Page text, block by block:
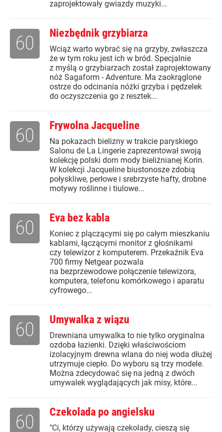
zaprojektowały gwiazdy muzyki...
Niezbędnik grzybiarza
Wciąż warto wybrać się na grzyby, zwłaszcza
że w tym roku jest ich w bród. Specjalnie
z myślą o grzybiarzach został zaprojektowany
nóż Sagaform - Adventure. Ma zaokrąglone
ostrze do odcinania nóżki grzyba i pędzelek
do oczyszczenia go z resztek...
60
Frywolna Jacqueline
Na pokazach bielizny w trakcie paryskiego
Salonu de La Lingerie zaprezentował swoją
kolekcję polski dom mody bieliźnianej Korin.
W kolekcji Jacqueline biustonosze zdobią
połyskliwe, perłowe i srebrzyste hafty, drobne
motywy roślinne i tiulowe...
60
Eva bez kabla
Koniec z plączącymi się po całym mieszkaniu
kablami, łączącymi monitor z głośnikami
czy telewizor z komputerem. Przekaźnik Eva
700 firmy Netgear pozwala
na bezprzewodowe połączenie telewizora,
komputera, telefonu komórkowego i aparatu
cyfrowego...
60
Umywalka z wiązu
Drewniana umywalka to nie tylko oryginalna
ozdoba łazienki. Dzięki właściwościom
izolacyjnym drewna wlana do niej woda dłużej
utrzymuje ciepło. Do wyboru są trzy modele.
Można zdecydować się na jedną z dwóch
umywalek wyglądających jak misy, które...
60
Czekolada po angielsku
"Ci, którzy używają czekolady, cieszą się
60